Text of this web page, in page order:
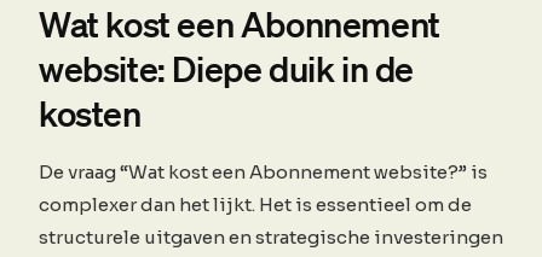
Wat kost een Abonnement
website: Diepe duik in de
kosten
De vraag “Wat kost een Abonnement website?” is
complexer dan het lijkt. Het is essentieel om de
structurele uitgaven en strategische investeringen